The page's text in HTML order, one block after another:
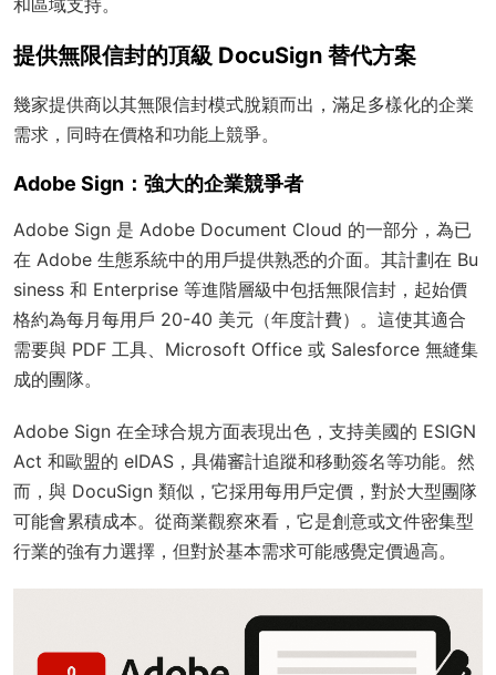
和區域支持。
提供無限信封的頂級 DocuSign 替代方案
幾家提供商以其無限信封模式脫穎而出，滿足多樣化的企業
需求，同時在價格和功能上競爭。
Adobe Sign：強大的企業競爭者
Adobe Sign 是 Adobe Document Cloud 的一部分，為已
在 Adobe 生態系統中的用戶提供熟悉的介面。其計劃在 Bu
siness 和 Enterprise 等進階層級中包括無限信封，起始價
格約為每月每用戶 20-40 美元（年度計費）。這使其適合
需要與 PDF 工具、Microsoft Office 或 Salesforce 無縫集
成的團隊。
Adobe Sign 在全球合規方面表現出色，支持美國的 ESIGN
Act 和歐盟的 eIDAS，具備審計追蹤和移動簽名等功能。然
而，與 DocuSign 類似，它採用每用戶定價，對於大型團隊
可能會累積成本。從商業觀察來看，它是創意或文件密集型
行業的強有力選擇，但對於基本需求可能感覺定價過高。